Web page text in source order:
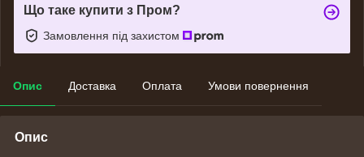
Що таке купити з Пром?
Замовлення під захистом
Опис Доставка Оплата Умови повернення
Опис